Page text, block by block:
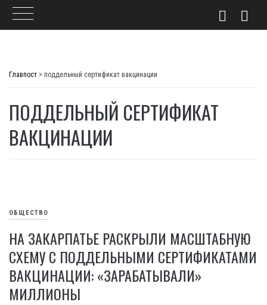
Главпост > поддельный сертификат вакцинации
ПОДДЕЛЬНЫЙ СЕРТИФИКАТ
ВАКЦИНАЦИИ
ОБЩЕСТВО
НА ЗАКАРПАТЬЕ РАСКРЫЛИ МАСШТАБНУЮ
СХЕМУ С ПОДДЕЛЬНЫМИ СЕРТИФИКАТАМИ
ВАКЦИНАЦИИ: «ЗАРАБАТЫВАЛИ»
МИЛЛИОНЫ